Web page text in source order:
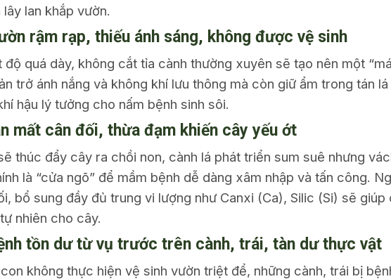
lan khắp vườn.
rậm rạp, thiếu ánh sáng, không được vệ sinh
quá dày, không cắt tỉa cành thường xuyên sẽ tạo nên một
trở ánh nắng và không khí lưu thông mà còn giữ ẩm trong tán lá
hậu lý tưởng cho nấm bệnh sinh sôi.
mất cân đối, thừa đạm khiến cây yếu ớt
thúc đẩy cây ra chồi non, cành lá phát triển sum suê nhưng
là “cửa ngõ” để mầm bệnh dễ dàng xâm nhập và tấn công.
bổ sung đầy đủ trung vi lượng như Canxi (Ca), Silic (Si) sẽ giúp
nhiên cho cây.
tồn dư từ vụ trước trên cành, trái, tàn dư thực vật
không thực hiện vệ sinh vườn triệt để, những cành, trái bị